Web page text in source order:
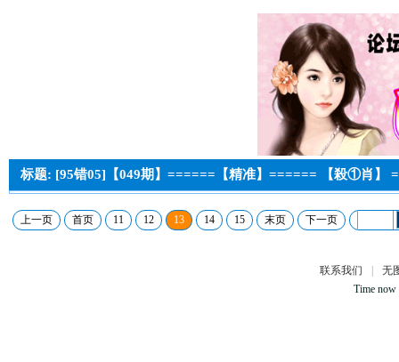
标题: [95错05]【049期】======【精准】====== 【殺①肖】
上一页 首页 11 12 13 14 15 末页 下一页
联系我们
无
Time now